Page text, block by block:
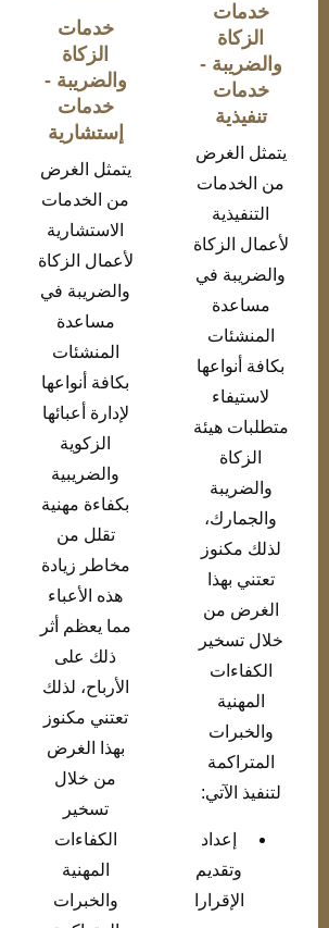
خدمات
الزكاة
والضريبة -
خدمات
تنفيذية
يتمثل الغرض
من الخدمات
التنفيذية
لأعمال الزكاة
والضريبة في
مساعدة
المنشئات
بكافة أنواعها
لاستيفاء
متطلبات هيئة
الزكاة
والضريبة
والجمارك،
لذلك مكنوز
تعتني بهذا
الغرض من
خلال تسخير
الكفاءات
المهنية
والخبرات
المتراكمة
لتنفيذ الآتي:
إعداد
وتقديم
الإقرارا
خدمات
الزكاة
والضريبة -
خدمات
إستشارية
يتمثل الغرض
من الخدمات
الاستشارية
لأعمال الزكاة
والضريبة في
مساعدة
المنشئات
بكافة أنواعها
لإدارة أعبائها
الزكوية
والضريبية
بكفاءة مهنية
تقلل من
مخاطر زيادة
هذه الأعباء
مما يعظم أثر
ذلك على
الأرباح، لذلك
تعتني مكنوز
بهذا الغرض
من خلال
تسخير
الكفاءات
المهنية
والخبرات